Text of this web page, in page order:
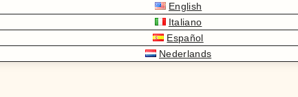
English
Italiano
Español
Nederlands